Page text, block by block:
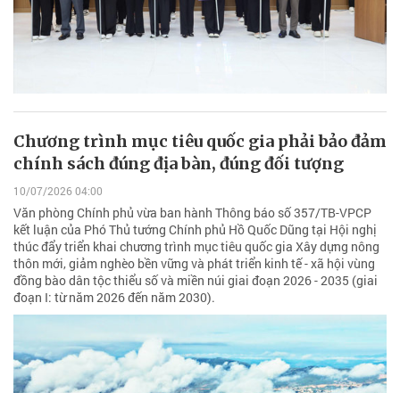
Chương trình mục tiêu quốc gia phải bảo đảm
chính sách đúng địa bàn, đúng đối tượng
10/07/2026 04:00
Văn phòng Chính phủ vừa ban hành Thông báo số 357/TB-VPCP
kết luận của Phó Thủ tướng Chính phủ Hồ Quốc Dũng tại Hội nghị
thúc đẩy triển khai chương trình mục tiêu quốc gia Xây dựng nông
thôn mới, giảm nghèo bền vững và phát triển kinh tế - xã hội vùng
đồng bào dân tộc thiểu số và miền núi giai đoạn 2026 - 2035 (giai
đoạn I: từ năm 2026 đến năm 2030).